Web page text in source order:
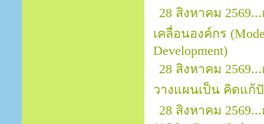
28 สิงหาคม
เคลื่อนองค์กร
Development)
28 สิงหาคม
วางแผนเป็น คิดแก้ปั
28 สิงหาคม